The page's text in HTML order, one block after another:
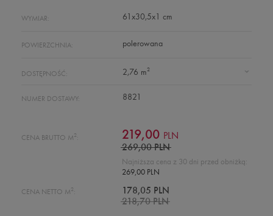
WYMIAR: 61x30,5x1 cm
POWIERZCHNIA: polerowana
DOSTĘPNOŚĆ: 2,76 m2
NUMER DOSTAWY: 8821
CENA BRUTTO M2: 219,00 PLN
269,00 PLN
Najniższa cena z 30 dni przed obniżką:
269,00 PLN
CENA NETTO M2:
178,05 PLN
218,70 PLN